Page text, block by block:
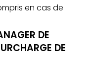
en cas de
DE
DE